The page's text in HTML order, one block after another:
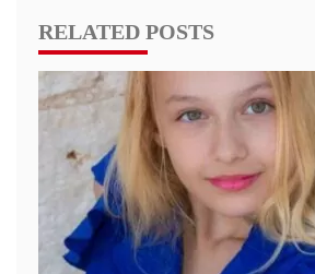
RELATED POSTS